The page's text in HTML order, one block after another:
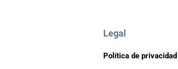
Legal
Política de privacidad